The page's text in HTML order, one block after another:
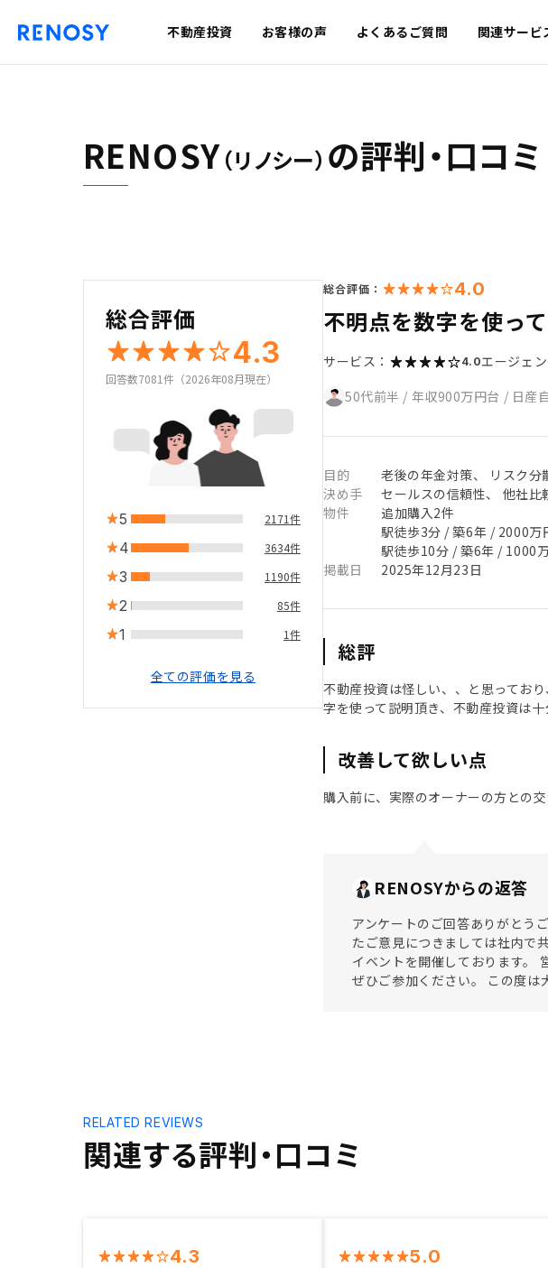
不動産投資 お客様の声 よくあるご質問 関連サービ
RENOSY（リノシー） の評判・口コミ
総合評価
4.3
回答数7081件（2026年08月現在）
5 2171件
4 3634件
3 1190件
2 85件
1 1件
全ての評価を見る
総合評価： 4.0
不明点を数字を使っ
サービス： 4.0エージェン
50代前半 / 年収900万円台 / 日産
目的
老後の年金対策、 リスク分
決め手
セールスの信頼性、 他社比
物件
追加購入2件
駅徒歩3分 / 築6年 / 2000万
駅徒歩10分 / 築6年 / 1000
掲載日
2025年12月23日
総評
不動産投資は怪しい、、と思ってお
字を使って説明頂き、不動産投資は
改善して欲しい点
購入前に、実際のオーナーの方との
RENOSYからの返答
アンケートのご回答ありがとう
たご意見につきましては社内で
イベントを開催しております。
ぜひご参加ください。 この度は
関連する評判・口コミ
RELATED REVIEWS
4.3 5.0